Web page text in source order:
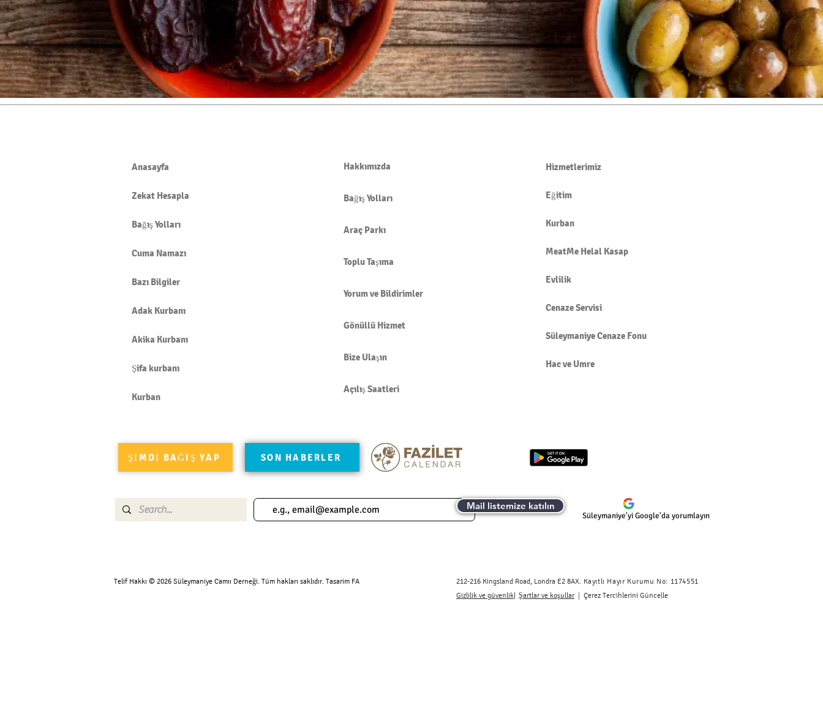
Anasayfa
Zekat Hesapla
Bağış Yolları
Cuma Namazı
Bazı Bilgiler
Adak Kurbanı
Akika Kurbanı
Şifa kurbanı
Kurban
Hakkımızda
Bağış Yolları
Araç Parkı
Toplu Taşıma
Yorum ve Bildirimler
Gönüllü Hizmet
Bize Ulaşın
Açılış Saatleri
Hizmetlerimiz
Eğitim
Kurban
MeatMe Helal Kasap
Evlilik
Cenaze Servisi
Süleymaniye Cenaze Fonu
Hac ve Umre
ŞİMDİ BAĞIŞ YAP SON HABERLER
Süleymaniye'yi Google'da yorumlayın
Mail listemize katılın
Telif Hakkı © 2026 Süleymaniye Camıı Derneği. Tüm hakları saklıdır. Tasarim FA 212-216 Kingsland Road, Londra E2 8AX. Kayıtlı Hayır Kurumu No: 1174551
Gizlilik ve güvenlik Şartlar ve koşullar | Çerez Tercihlerini Güncelle